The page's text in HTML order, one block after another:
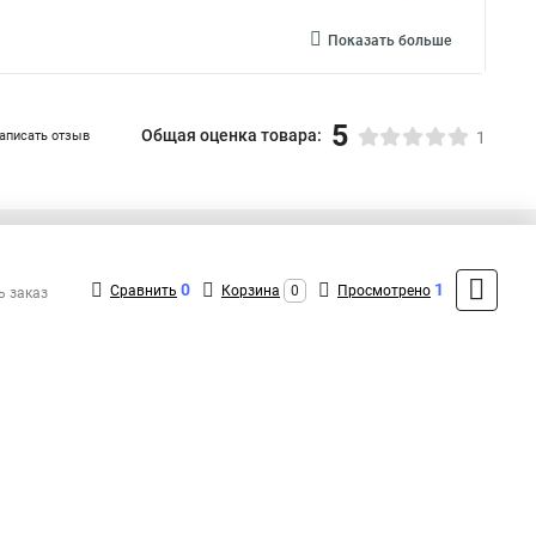
Показать больше
отзыв Общая оценка товара: 5 1
+7 (495) 432-09-09
MAX: +7 (936) 148-00-15
заказ Сравнить 0 Корзина 0 Просмотрено 1